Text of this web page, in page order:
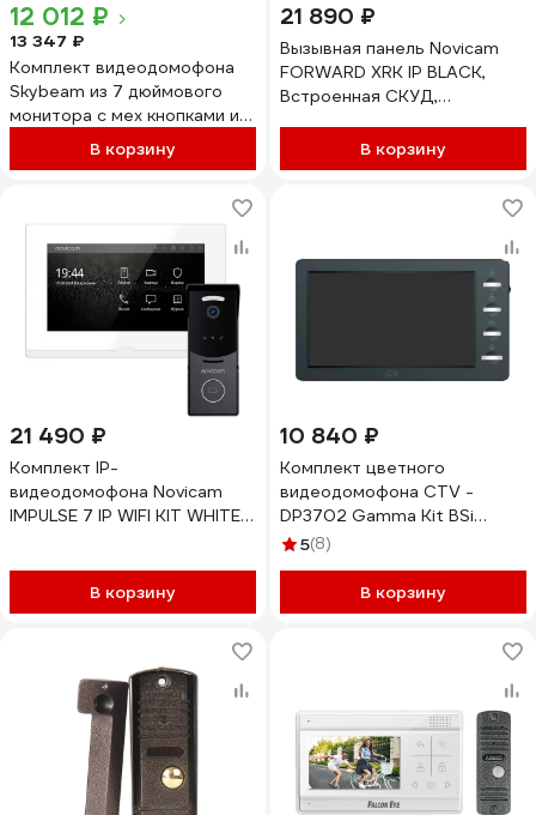
12 012 ₽
13 347 ₽
Комплект видеодомофона
Skybeam из 7 дюймового
монитора с мех кнопками и
вызывной панели, белый
(94705MA+94208-600TVLW
В корзину
21 890 ₽
Вызывная панель Novicam
FORWARD XRK IP BLACK,
Встроенная СКУД,
Marin, Клавиатура, Камера:
2.1 Мп, угол обзора 125,
В корзину
21 490 ₽
Комплект IP-
видеодомофона Novicam
IMPULSE 7 IP WIFI KIT WHITE.
считывателем, PoE-
коммутатор. Поддержка SIP
В корзину
10 840 ₽
Комплект цветного
видеодомофона CTV -
DP3702 Gamma Kit BSi
(вызывная панель -D40 Plus
поддержка формата Full HD,
монитор с экраном 7") 10-
5(8)
В корзину